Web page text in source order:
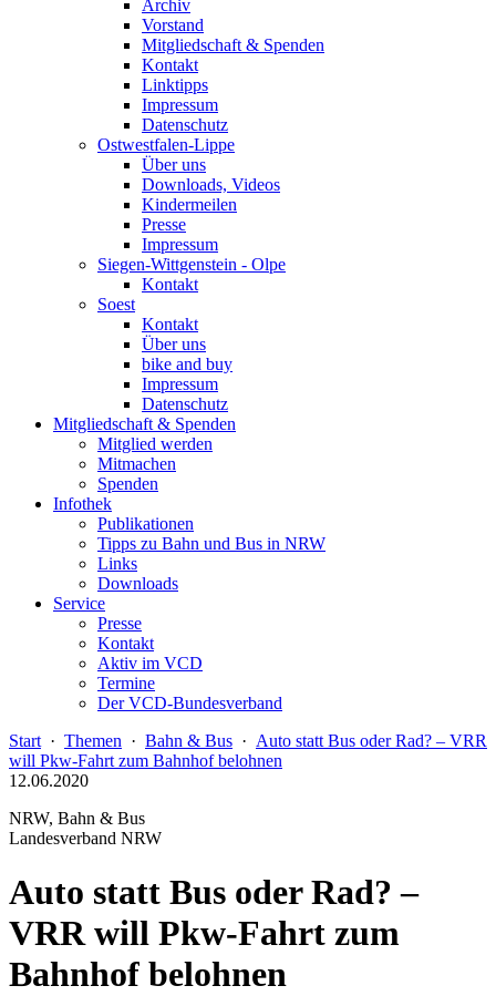
Archiv
Vorstand
Mitgliedschaft & Spenden
Kontakt
Linktipps
Impressum
Datenschutz
Ostwestfalen-Lippe
Über uns
Downloads, Videos
Kindermeilen
Presse
Impressum
Siegen-Wittgenstein - Olpe
Kontakt
Soest
Kontakt
Über uns
bike and buy
Impressum
Datenschutz
Mitgliedschaft & Spenden
Mitglied werden
Mitmachen
Spenden
Infothek
Publikationen
Tipps zu Bahn und Bus in NRW
Links
Downloads
Service
Presse
Kontakt
Aktiv im VCD
Termine
Der VCD-Bundesverband
Start · Themen · Bahn & Bus · Auto statt Bus oder Rad? – VRR
will Pkw-Fahrt zum Bahnhof belohnen
12.06.2020
NRW, Bahn & Bus
Landesverband NRW
Auto statt Bus oder Rad? –
VRR will Pkw-Fahrt zum
Bahnhof belohnen